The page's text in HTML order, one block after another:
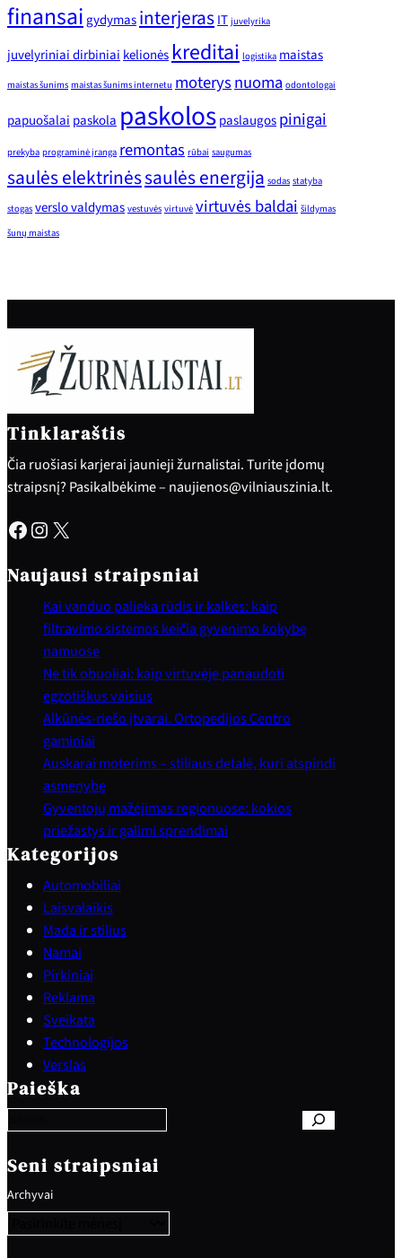
finansaigydymasinterjerasIT juvelyrika
juvelyriniai dirbiniaikelionėskreditai logistika maistas
maistas šunims maistas šunims internetu moterysnuoma odontologai
papuošalaipaskola paskolospaslaugospinigai
prekyba programinė įranga remontas rūbai saugumas
saulės elektrinėssaulės energija sodas statyba
stogas verslo valdymas vestuvės virtuvė virtuvės baldai šildymas
šunų maistas
Tinklaraštis
Čia ruošiasi karjerai jaunieji žurnalistai. Turite įdomų
straipsnį? Pasikalbėkime – naujienos@vilniauszinia.lt.
Facebook Instagram X
Naujausi straipsniai
Kai vanduo palieka rūdis ir kalkes: kaip
filtravimo sistemos keičia gyvenimo kokybę
namuose
Ne tik obuoliai: kaip virtuvėje panaudoti
egzotiškus vaisius
Alkūnės-riešo įtvarai. Ortopedijos Centro
gaminiai
Auskarai moterims – stiliaus detalė, kuri atspindi
asmenybę
Gyventojų mažėjimas regionuose: kokios
priežastys ir galimi sprendimai
Kategorijos
Automobiliai
Laisvalaikis
Mada ir stilius
Namai
Pirkiniai
Reklama
Sveikata
Technologijos
Verslas
Paieška
e
a
c
h
Seni straipsniai
Archyvai